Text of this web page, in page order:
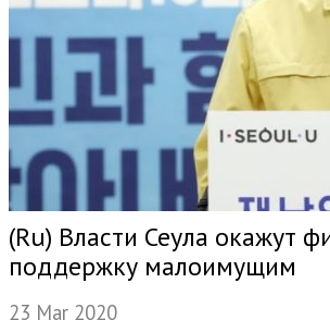
(Ru) Власти Сеула окажут
поддержку малоимущим
23 Mar 2020